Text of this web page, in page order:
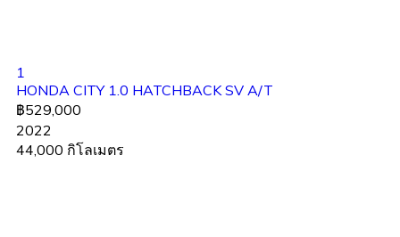
1
HONDA CITY 1.0 HATCHBACK SV A/T
฿529,000
2022
44,000 กิโลเมตร